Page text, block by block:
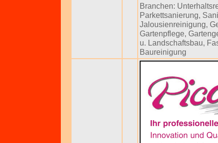
Branchen:
Parkettsanierung,
Jalousienreinigung,
Gartenpflege,
u. Landschaftsbau,
Baureinigung